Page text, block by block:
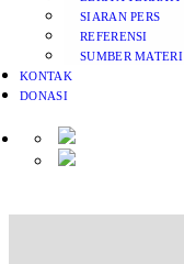
SIARAN PERS
REFERENSI
SUMBER MATERI
KONTAK
DONASI